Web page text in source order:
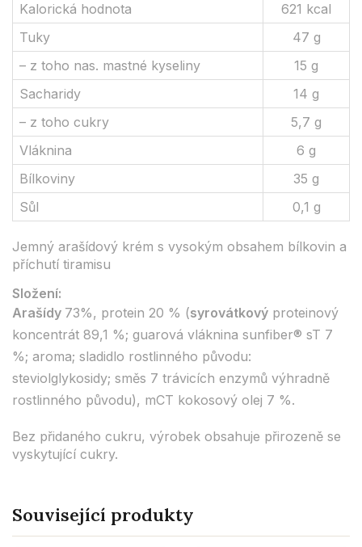
Kalorická hodnota
621 kcal
Tuky
47 g
– z toho nas. mastné kyseliny
15 g
Sacharidy
14 g
– z toho cukry
5,7 g
Vláknina
6 g
Bílkoviny
35 g
Sůl
0,1 g
Jemný arašídový krém s vysokým obsahem bílkovin a
příchutí tiramisu
Složení:
Arašídy 73%, protein 20 % (syrovátkový proteinový
koncentrát 89,1 %; guarová vláknina sunfiber® sT 7
%; aroma; sladidlo rostlinného původu:
steviolglykosidy; směs 7 trávicích enzymů výhradně
rostlinného původu), mCT kokosový olej 7 %.
Bez přidaného cukru, výrobek obsahuje přirozeně se
vyskytující cukry.
Související produkty